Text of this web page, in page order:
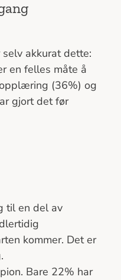
akkurat dette:
en felles måte å
(36%) og
gjort det før
til en del av
kommer. Det er
Bare 22% har